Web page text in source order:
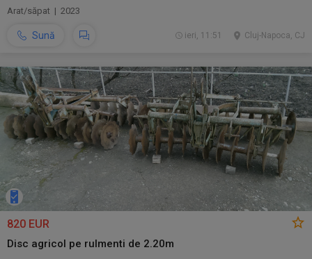
Arat/săpat | 2023
Sună Cluj-Napoca, CJ
ieri, 11:51
820 EUR
Disc agricol pe rulmenti de 2.20m